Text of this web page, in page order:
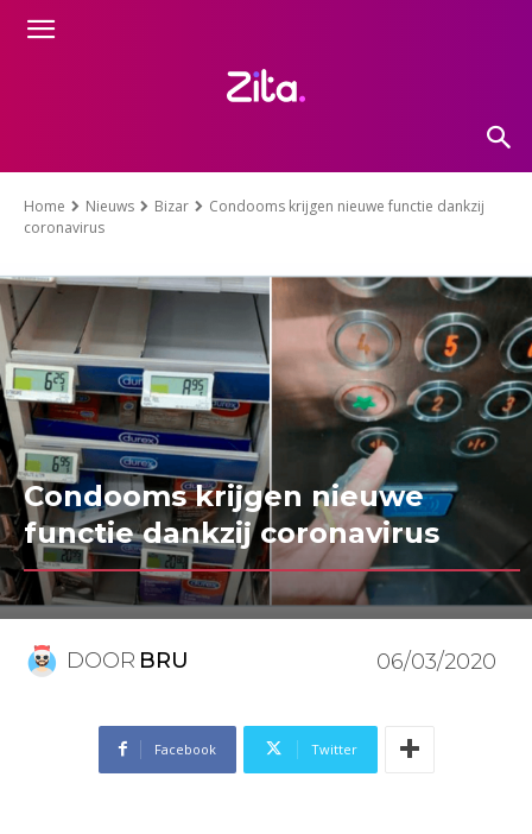
Home Nieuws Bizar
Condooms krijgen nieuwe functie dankzij
coronavirus
Condooms krijgen nieuwe
functie dankzij coronavirus
DOOR BRU 06/03/2020
Facebook Twitter